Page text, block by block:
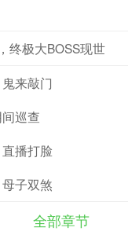
，平定绵延三月的人
绝密档案，全民陷入
绘侦察，数十年隐
真正的灭世浩劫，源
舰、异族仙神叩关
阳秩序、取代万古道
位！太上老君、托
完美合一，人机联
际阴谋，斩域外仙神
，科技为锋，阴阳不
终极大BOSS现世
来敲门
巡查
播打脸
子双煞
全部章节